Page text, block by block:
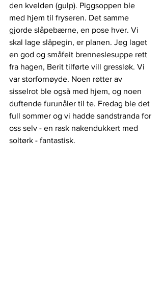
den kvelden (gulp). Piggsoppen ble
med hjem til fryseren. Det samme
gjorde slåpebærne, en pose hver. Vi
skal lage slåpegin, er planen. Jeg laget
en god og småfeit brenneslesuppe rett
fra hagen, Berit tilførte vill gressløk. Vi
var storfornøyde. Noen røtter av
sisselrot ble også med hjem, og noen
duftende furunåler til te. Fredag ble det
full sommer og vi hadde sandstranda for
oss selv - en rask nakendukkert med
soltørk - fantastisk.